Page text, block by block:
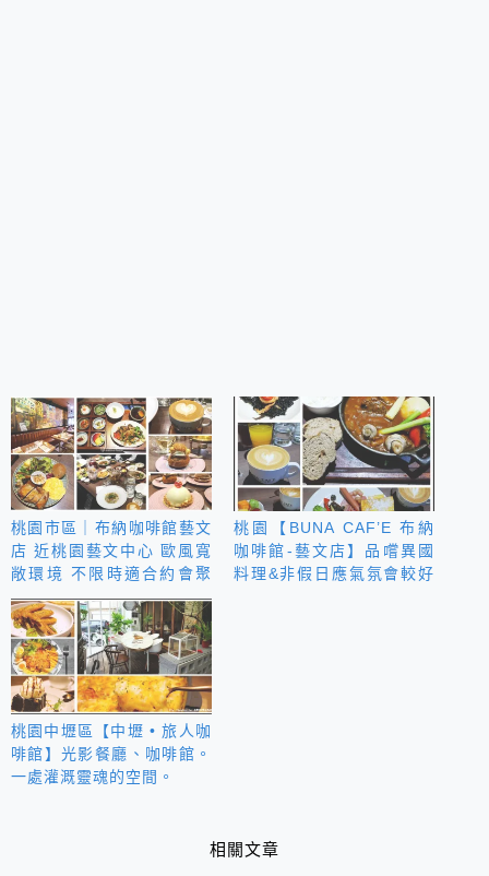
桃園市區｜布納咖啡館藝文
店 近桃園藝文中心 歐風寬
敞環境 不限時適合約會聚
餐下午茶
桃園【BUNA CAF’E 布納
咖啡館-藝文店】品嚐異國
料理&非假日應氣氛會較好
桃園中壢區【中壢 • 旅人咖
啡館】光影餐廳、咖啡館。
一處灌溉靈魂的空間。
相關文章